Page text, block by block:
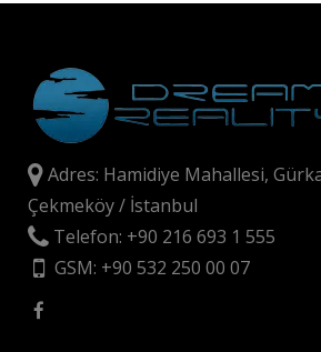
Adres: Hamidiye Mahallesi,
Çekmeköy / İstanbul
Telefon: +90 216 693 1 555
GSM: +90 532 250 00 07